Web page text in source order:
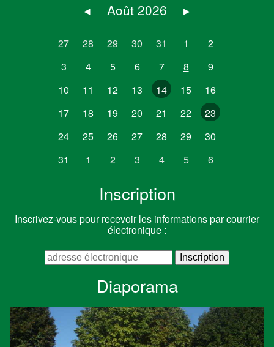
◂ Août 2026 ▸
27 28 29 30 31 1
2
3
4 5 6 7 8
9
10
11 12 13 14 15
16
17
18 19 20 21 22
23
24
25 26 27 28 29
30
31
1 2 3 4 5 6
Inscription
Inscrivez-vous pour recevoir les informations par courrier
électronique :
Diaporama